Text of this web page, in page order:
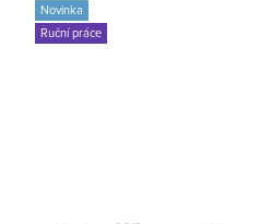
Novinka
Ruční práce